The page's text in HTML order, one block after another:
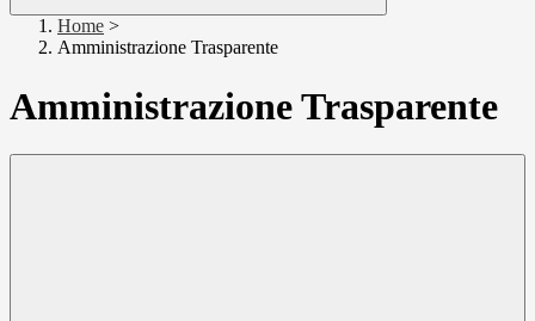
Home >
Amministrazione Trasparente
Amministrazione Trasparente